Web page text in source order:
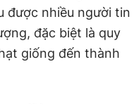
được nhiều người tin
đặc biệt là quy
giống đến thành